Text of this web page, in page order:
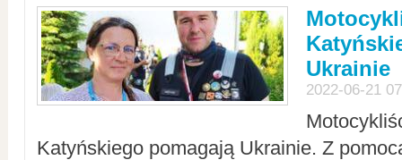
Ukrainie
2022-06-21
Katyńskiego pomagają Ukrainie. Z